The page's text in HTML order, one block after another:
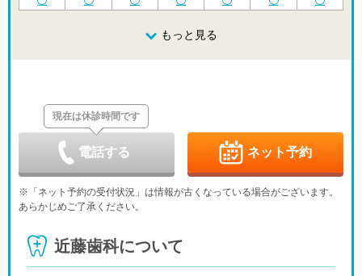
8/24
9/4
土
9/5
日
9/6
9/8
9/9
9/10
休
火
金
休
土
日
休
もっと見る
現在は休診時間です
電話する ネット予約
※「ネット予約の受付状況」は情報が古くなっている場合がございます。
あらかじめご了承ください。
近藤歯科について